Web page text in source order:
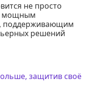
не просто
мощным
поддерживающим
решений
защитив своё